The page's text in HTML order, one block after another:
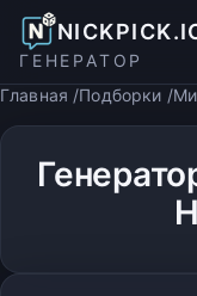
ГЕНЕРАТОР
Главная
Подборки